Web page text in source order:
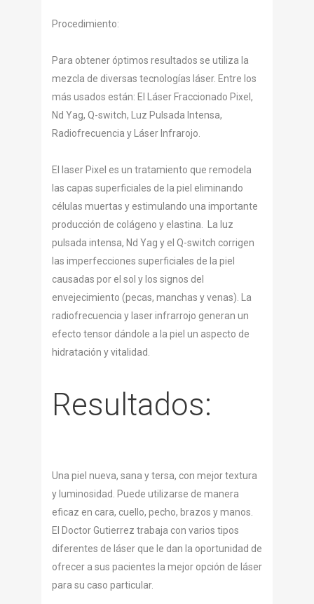
Procedimiento:
Para obtener óptimos resultados se utiliza la
mezcla de diversas tecnologías láser. Entre los
más usados están: El Láser Fraccionado Pixel,
Nd Yag, Q-switch, Luz Pulsada Intensa,
Radiofrecuencia y Láser Infrarojo.
El laser Pixel es un tratamiento que remodela
las capas superficiales de la piel eliminando
células muertas y estimulando una importante
producción de colágeno y elastina. La luz
pulsada intensa, Nd Yag y el Q-switch corrigen
las imperfecciones superficiales de la piel
causadas por el sol y los signos del
envejecimiento (pecas, manchas y venas). La
radiofrecuencia y laser infrarrojo generan un
efecto tensor dándole a la piel un aspecto de
hidratación y vitalidad.
Resultados:
Una piel nueva, sana y tersa, con mejor textura
y luminosidad. Puede utilizarse de manera
eficaz en cara, cuello, pecho, brazos y manos.
El Doctor Gutierrez trabaja con varios tipos
diferentes de láser que le dan la oportunidad de
ofrecer a sus pacientes la mejor opción de láser
para su caso particular.